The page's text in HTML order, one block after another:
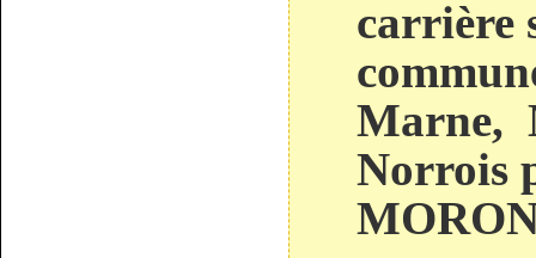
carrière
Marne,
Norrois